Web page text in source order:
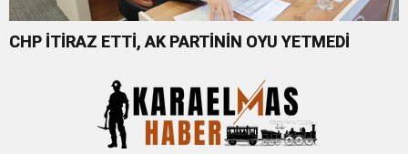
CHP İTİRAZ ETTİ, AK PARTİNİN OYU YETMEDİ